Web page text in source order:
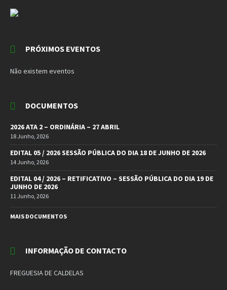
PRÓXIMOS EVENTOS
Não existem eventos
DOCUMENTOS
2026 ATA 2 – ORDINÁRIA – 27 ABRIL
18 Junho, 2026
EDITAL 05 / 2026 SESSÃO PÚBLICA DO DIA 18 DE JUNHO DE 2026
14 Junho, 2026
EDITAL 04 / 2026 – RETIFICATIVO – SESSÃO PÚBLICA DO DIA 19 DE
JUNHO DE 2026
11 Junho, 2026
MAIS DOCUMENTOS
INFORMAÇÃO DE CONTACTO
FREGUESIA DE CALDELAS